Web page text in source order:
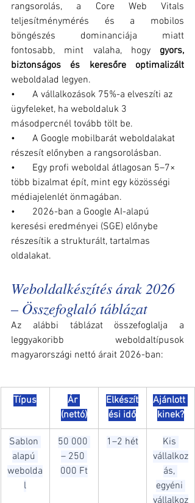
rangsorolás, a Core Web Vitals
teljesítménymérés és a mobilos
böngészés dominanciája miatt
fontosabb, mint valaha, hogy gyors,
biztonságos és keresőre optimalizált
weboldalad legyen.
•       A vállalkozások 75%-a elveszíti az
ügyfeleket, ha weboldaluk 3
másodpercnél tovább tölt be.
•       A Google mobilbarát weboldalakat
részesít előnyben a rangsorolásban.
•       Egy profi weboldal átlagosan 5–7×
több bizalmat épít, mint egy közösségi
médiajelenlét önmagában.
•       2026-ban a Google AI-alapú
keresési eredményei (SGE) előnybe
részesítik a strukturált, tartalmas
oldalakat.
Weboldalkészítés árak 2026
– Összefoglaló táblázat
Az alábbi táblázat összefoglalja a
leggyakoribb weboldaltípusok
magyarországi nettó árait 2026-ban:
Típus
Ár
(nettó)
Elkészít
ési idő
Ajánlott
kinek?
Sablon
alapú
webolda
l
50 000
– 250
000 Ft
1–2 hét
Kis
vállalkoz
ás,
egyéni